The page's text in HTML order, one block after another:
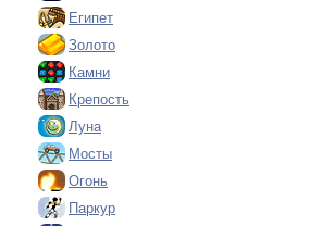
Египет
Золото
Камни
Крепость
Луна
Мосты
Огонь
Паркур